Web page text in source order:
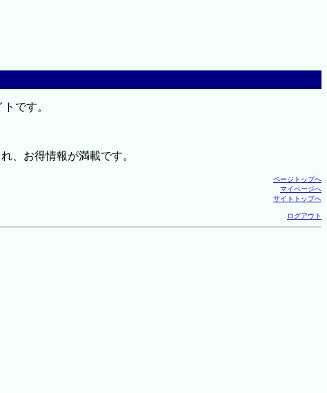
です。
、お得情報が満載です。
ページトップへ
マイページへ
サイトトップへ
ログアウト